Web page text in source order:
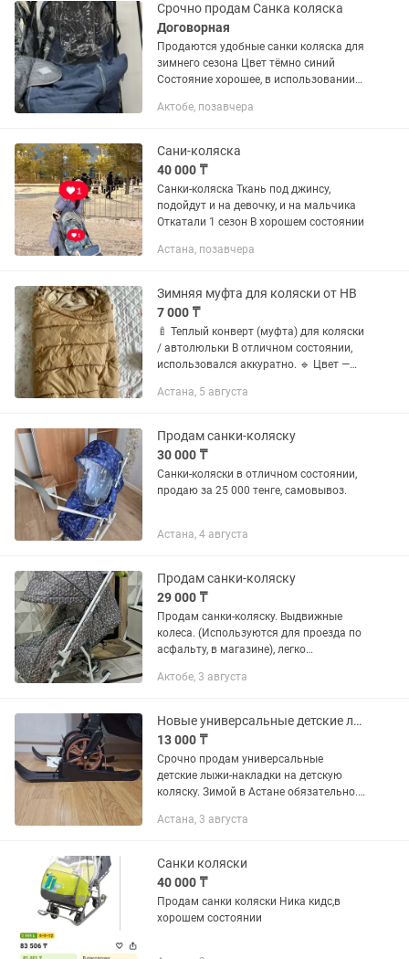
Срочно продам Санка коляска
Договорная
Продаются удобные санки коляска для
зимнего сезона Цвет тёмно синий
Состояние хорошее, в использовании
назад и вперёд Удобная конструкция
Актобе, позавчера
Сани-коляска
40 000 ₸
Санки-коляска Ткань под джинсу,
подойдут и на девочку, и на мальчика
Откатали 1 сезон В хорошем состоянии
Астана, позавчера
Зимняя муфта для коляски от HB
7 000 ₸
🍼 Теплый конверт (муфта) для коляски
/ автолюльки В отличном состоянии,
использовался аккуратно. 🔹 Цвет —
мальчику, и девочке) 🔹 Мягкий флис
Астана, 5 августа
Продам санки-коляску
30 000 ₸
Санки-коляски в отличном состоянии,
продаю за 25 000 тенге, самовывоз.
Астана, 4 августа
Продам санки-коляску
29 000 ₸
Продам санки-коляску. Выдвижные
колеса. (Используются для проезда по
асфальту, в магазине), легко
регулируется шнуровкой от лежачего
Актобе, 3 августа
Новые универсальные детские лыжи-накладки на детскую коляску
13 000 ₸
Срочно продам универсальные
детские лыжи-накладки на детскую
коляску. Зимой в Астане обязательно.
Почти новые, не использовали так как
Астана, 3 августа
Санки коляски
40 000 ₸
Продам санки коляски Ника кидс,в
хорошем состоянии